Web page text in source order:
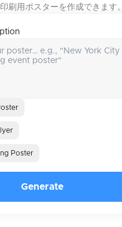
刷用ポスターを作成できます。
Poster
Generate